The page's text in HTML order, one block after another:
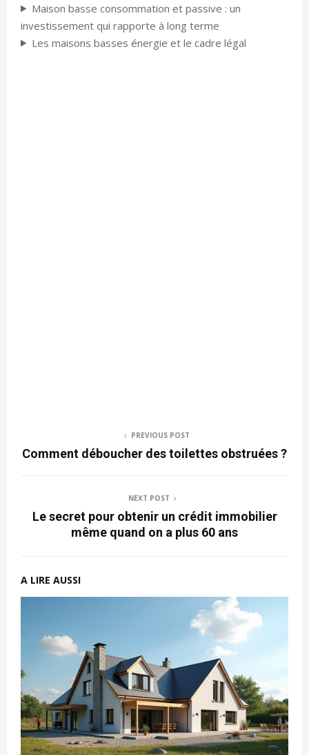
Maison basse consommation et passive : un
investissement qui rapporte à long terme
Les maisons basses énergie et le cadre légal
PREVIOUS POST
Comment déboucher des toilettes obstruées ?
NEXT POST
Le secret pour obtenir un crédit immobilier
même quand on a plus 60 ans
A LIRE AUSSI